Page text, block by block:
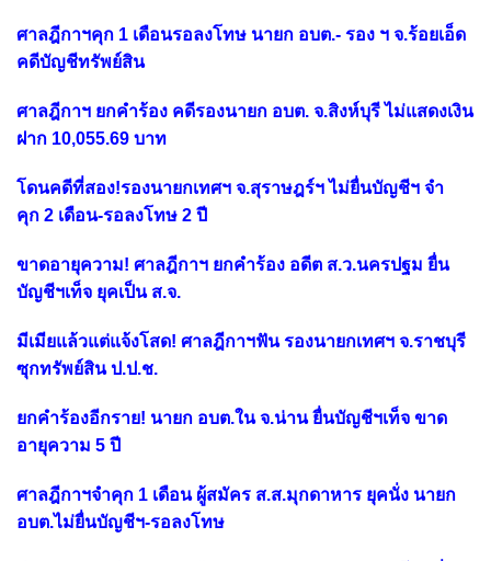
ศาลฎีกาฯคุก 1 เดือนรอลงโทษ นายก อบต.- รอง ฯ จ.ร้อยเอ็ด
คดีบัญชีทรัพย์สิน
ศาลฎีกาฯ ยกคำร้อง คดีรองนายก อบต. จ.สิงห์บุรี ไม่แสดงเงิน
ฝาก 10,055.69 บาท
โดนคดีที่สอง!รองนายกเทศฯ จ.สุราษฎร์ฯ ไม่ยื่นบัญชีฯ จำ
คุก 2 เดือน-รอลงโทษ 2 ปี
ขาดอายุความ! ศาลฎีกาฯ ยกคำร้อง อดีต ส.ว.นครปฐม ยื่น
บัญชีฯเท็จ ยุคเป็น ส.จ.
มีเมียแล้วแต่แจ้งโสด! ศาลฎีกาฯฟัน รองนายกเทศฯ จ.ราชบุรี
ซุกทรัพย์สิน ป.ป.ช.
ยกคำร้องอีกราย! นายก อบต.ใน จ.น่าน ยื่นบัญชีฯเท็จ ขาด
อายุความ 5 ปี
ศาลฎีกาฯจำคุก 1 เดือน ผู้สมัคร ส.ส.มุกดาหาร ยุคนั่ง นายก
อบต.ไม่ยื่นบัญชีฯ-รอลงโทษ